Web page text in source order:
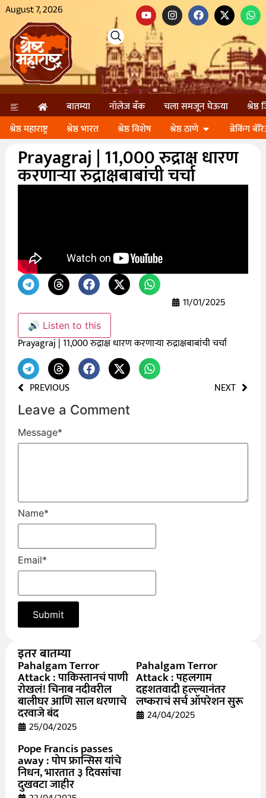
August 7, 2026
बातम्या नॉलेज बॅंक चला समजून घेऊया
श्रेष्ठ
श्रेष्ठ महाराष्ट्र
श्रेष्ठ भारत श्रेष्ठ विशेष श्रेष्ठ ठाणे ब्रेकिंग
Prayagraj | 11,000 रुद्राक्ष धारण
करणाऱ्या रुद्राक्षबाबांची चर्चा
11/01/2025
🔊 Listen to this
Prayagraj | 11,000 रुद्राक्ष धारण करणाऱ्या रुद्राक्षबाबांची चर्चा
PREVIOUS NEXT
Leave a Comment
Message*
Name*
Email*
इतर बातम्या
Pahalgam Terror
Attack : पाकिस्तानचं पाणी
रोखलं! चिनाब नदीवरील
बालीघर आणि साल धरणाचे
दरवाजे बंद
25/04/2025
Pahalgam Terror
Attack : पहलगाम
दहशतवादी हल्ल्यानंतर
लष्कराचं सर्च ऑपरेशन सुरू
24/04/2025
Pope Francis passes
away : पोप फ्रान्सिस यांचे
निधन, भारतात ३ दिवसांचा
दुखवटा जाहीर